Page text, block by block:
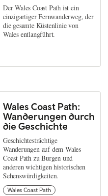
Der Wales Coast Path ist ein
einzigartiger Fernwanderweg, der
die gesamte Küstenlinie von
Wales entlangführt.
Wales Coast Path:
Wanderungen durch
die Geschichte
Geschichtesträchtige
Wanderungen auf dem Wales
Coast Path zu Burgen und
anderen wichtigen historischen
Sehenswürdigkeiten.
Wales Coast Path